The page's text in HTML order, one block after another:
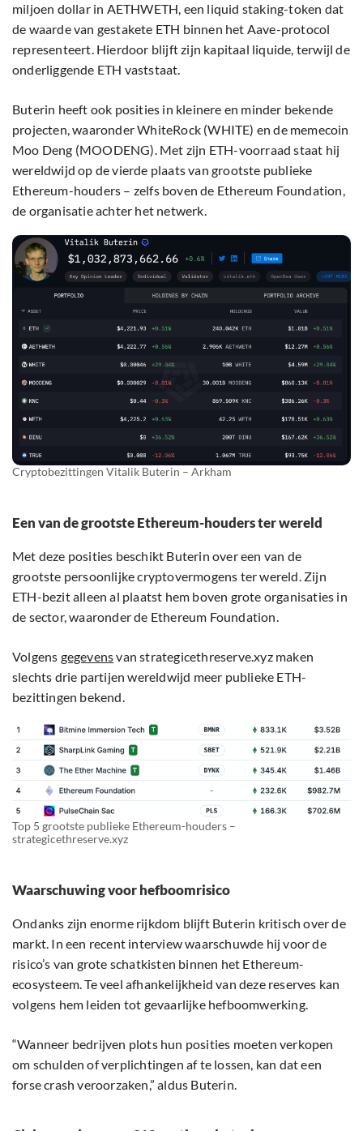
miljoen dollar in AETHWETH, een liquid staking-token dat
de waarde van gestakete ETH binnen het Aave-protocol
representeert. Hierdoor blijft zijn kapitaal liquide, terwijl de
onderliggende ETH vaststaat.
Buterin heeft ook posities in kleinere en minder bekende
projecten, waaronder WhiteRock (WHITE) en de memecoin
Moo Deng (MOODENG). Met zijn ETH-voorraad staat hij
wereldwijd op de vierde plaats van grootste publieke
Ethereum-houders – zelfs boven de Ethereum Foundation,
de organisatie achter het netwerk.
Cryptobezittingen Vitalik Buterin – Arkham
Een van de grootste Ethereum-houders ter wereld
Met deze posities beschikt Buterin over een van de
grootste persoonlijke cryptovermogens ter wereld. Zijn
ETH-bezit alleen al plaatst hem boven grote organisaties in
de sector, waaronder de Ethereum Foundation.
Volgens gegevensvan strategicethreserve.xyz maken
slechts drie partijen wereldwijd meer publieke ETH-
bezittingen bekend.
Top 5 grootste publieke Ethereum-houders –
strategicethreserve.xyz
Waarschuwing voor hefboomrisico
Ondanks zijn enorme rijkdom blijft Buterin kritisch over de
markt. In een recent interview waarschuwde hij voor de
risico’s van grote schatkisten binnen het Ethereum-
ecosysteem. Te veel afhankelijkheid van deze reserves kan
volgens hem leiden tot gevaarlijke hefboomwerking.
“Wanneer bedrijven plots hun posities moeten verkopen
om schulden of verplichtingen af te lossen, kan dat een
forse crash veroorzaken,” aldus Buterin.